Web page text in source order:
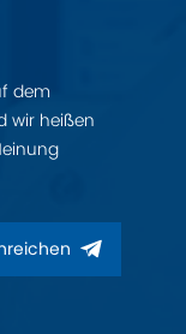
dem
wir heißen